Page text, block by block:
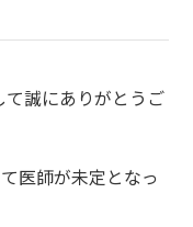
誠にありがとうご
医師が未定となっ